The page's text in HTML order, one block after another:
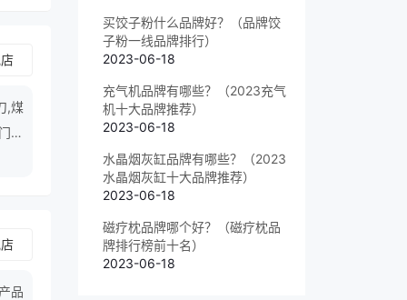
,煤
密
品
买饺子粉什么品牌好？（品牌饺
子粉一线品牌排行）
2023-06-18
充气机品牌有哪些？（2023充气
机十大品牌推荐）
2023-06-18
水晶烟灰缸品牌有哪些？（2023
水晶烟灰缸十大品牌推荐）
2023-06-18
磁疗枕品牌哪个好？（磁疗枕品
牌排行榜前十名）
2023-06-18